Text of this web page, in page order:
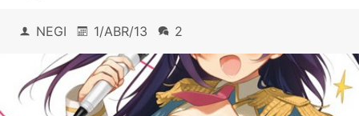
NEGI 1/ABR/13 2